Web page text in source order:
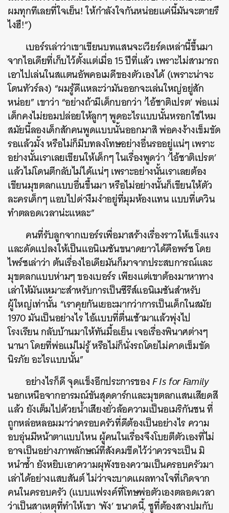
ผมทุกทีเลยที่ใจเย็น! ให้กำลังใจกันหน่อยแค่นี้มันจะตายรึ
ไงฮึ!”)
เบอร์รเล่าว่าเขาเขียนบทแสนจะเวียร์ดเหล่านี้ขึ้นมา
จากไอเดียที่เก็บไว้ตั้งแต่เมื่อ 15 ปีที่แล้ว เพราะไม่สามารถ
เอาไปเล่นในสแตนอัพคอเมดีของตัวเองได้ (เพราะน่าจะ
โดนทัวร์ลง) “ผมรู้ดีแหละว่ามันออกจะเล่นใหญ่อยู่สัก
หน่อย” เขาว่า “อย่างถ้ามีเด็กบอกว่า ‘ไอ้ชาติเปรต’ พ่อแม่
เด็กคงไม่ยอมปล่อยให้ลูกๆ พูดอะไรแบบนั้นหรอกใช่ไหม
สมัยนี้ลองเด็กสักคนพูดแบบนั้นออกมาสิ พ่อคงง้างเข็มขัด
รอแล้วมั้ง หรือไม่ก็มีบทลงโทษอย่างอื่นรออยู่แน่ๆ เพราะ
อย่างนั้นเราเลยเขียนให้เด็กๆ ในเรื่องพูดว่า ‘ไอ้ชาติเปรต’
แล้วไม่โดนตีกลับไม่ได้แน่ๆ เพราะอย่างนั้นเราเลยต้อง
เขียนมุขตลกแบบอื่นขึ้นมา หรือไม่อย่างนั้นก็เขียนให้ตัว
ละครเด็กๆ แอบไปด่างึมงำอยู่ที่มุมห้องแทน แบบที่เควิน
ทำตลอดเวลาน่ะแหละ”
คนที่รับลูกจากเบอร์รเพื่อมาสร้างเรื่องราวให้แข็งแรง
และดัดแปลงให้เป็นแอนิเมชันขนาดยาวได้คือพร์ซ โดย
ไพร์ซเล่าว่า ต้นเรื่องไอเดียมันก็มาจากประสบการณ์และ
มุขตลกแบบห่ามๆ ของเบอร์ร เพียงแต่เขาต้องมาหาทาง
เล่าให้มันเหมาะสำหรับการเป็นซีรีส์แอนิเมชันสำหรับ
ผู้ใหญ่เท่านั้น “เราคุยกันเยอะมากว่าการเป็นเด็กในสมัย
1970 มันเป็นอย่างไร ไอ้แบบที่ตื่นเช้ามาแล้วพุ่งไป
โรงเรียน กลับบ้านมาให้ทันมื้อเย็น เจอเรื่องพินาศต่างๆ
นานา โดยที่พ่อแม่ไม่รู้ หรือไม่ก็นั่งรถโดยไม่คาดเข็มขัด
นิรภัย อะไรแบบนั้น”
อย่างไรก็ดี จุดแข็งอีกประการของF Is for Family
นอกเหนือจากอารมณ์ขันสุดดาร์กและมุขตลกแสนเสียดสี
แล้ว ยังเต็มไปด้วยน้ำเสียงยั่วล้อความเป็นอเมริกันชน ที่
ถูกหล่อหลอมมาว่าครอบครัวที่ดีต้องเป็นอย่างไร ความ
อบอุ่นมีหน้าตาแบบไหน ผู้คนในเรื่องจึงโบยตีตัวเองที่ไม่
อาจเป็นอย่างภาพลักษณ์ที่สังคมขีดไว้ว่าควรจะเป็น มิ
หนำซ้ำ ยังหยิบเอาความผุพังของความเป็นครอบครัวมา
เล่าได้อย่างแสบสันต์ ไม่ว่าจะบาดแผลทางใจที่เกิดจาก
คนในครอบครัว (แบบแฟรงค์ที่โทษพ่อตัวเองตลอดเวลา
ว่าเป็นสาเหตุที่ทำให้เขา ‘พัง’ ขนาดนี้, ซูที่ต้องสางปมกับ
SHARE TWEET LINE EMAIL